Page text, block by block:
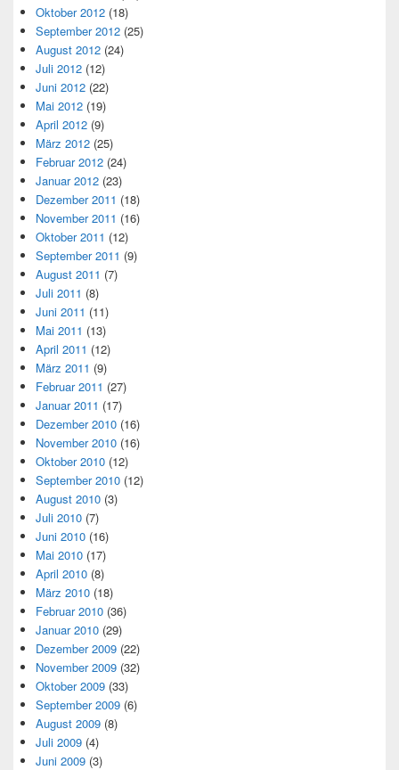
Oktober 2012 (18)
September 2012 (25)
August 2012 (24)
Juli 2012 (12)
Juni 2012 (22)
Mai 2012 (19)
April 2012 (9)
März 2012 (25)
Februar 2012 (24)
Januar 2012 (23)
Dezember 2011 (18)
November 2011 (16)
Oktober 2011 (12)
September 2011 (9)
August 2011 (7)
Juli 2011 (8)
Juni 2011 (11)
Mai 2011 (13)
April 2011 (12)
März 2011 (9)
Februar 2011 (27)
Januar 2011 (17)
Dezember 2010 (16)
November 2010 (16)
Oktober 2010 (12)
September 2010 (12)
August 2010 (3)
Juli 2010 (7)
Juni 2010 (16)
Mai 2010 (17)
April 2010 (8)
März 2010 (18)
Februar 2010 (36)
Januar 2010 (29)
Dezember 2009 (22)
November 2009 (32)
Oktober 2009 (33)
September 2009 (6)
August 2009 (8)
Juli 2009 (4)
Juni 2009 (3)